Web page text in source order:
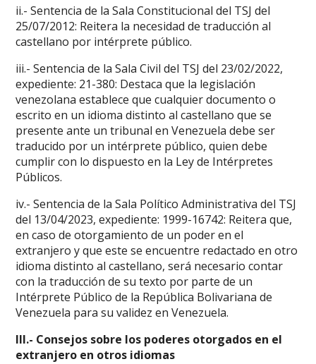
ii.- Sentencia de la Sala Constitucional del TSJ del
25/07/2012: Reitera la necesidad de traducción al
castellano por intérprete público.
iii.- Sentencia de la Sala Civil del TSJ del 23/02/2022,
expediente: 21-380: Destaca que la legislación
venezolana establece que cualquier documento o
escrito en un idioma distinto al castellano que se
presente ante un tribunal en Venezuela debe ser
traducido por un intérprete público, quien debe
cumplir con lo dispuesto en la Ley de Intérpretes
Públicos.
iv.- Sentencia de la Sala Político Administrativa del TSJ
del 13/04/2023, expediente: 1999-16742: Reitera que,
en caso de otorgamiento de un poder en el
extranjero y que este se encuentre redactado en otro
idioma distinto al castellano, será necesario contar
con la traducción de su texto por parte de un
Intérprete Público de la República Bolivariana de
Venezuela para su validez en Venezuela.
III.- Consejos sobre los poderes otorgados en el
extranjero en otros idiomas